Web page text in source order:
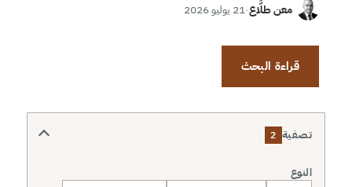
معن طلَّاع·21 يوليو 2026
قراءة البحث
تصفية 2
النوع